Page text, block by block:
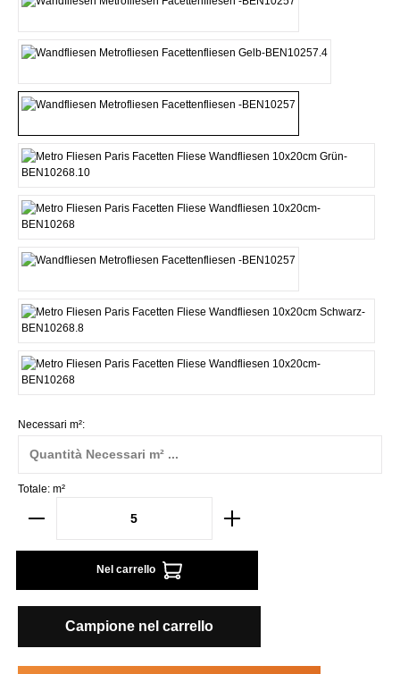
Necessari m²:
Totale: m²
Nel carrello
Campione nel carrello